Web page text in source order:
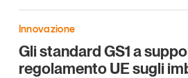
Un anno di
Tendenze2026
Innovazione
Gli standard GS1 a
regolamento UE sugli